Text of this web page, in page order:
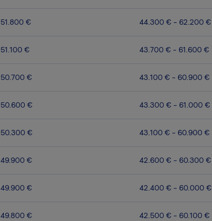
51.800 € 44.300 € - 62.200 €
51.100 € 43.700 € - 61.600 €
50.700 € 43.100 € - 60.900 €
50.600 € 43.300 € - 61.000 €
50.300 € 43.100 € - 60.900 €
49.900 € 42.600 € - 60.300 €
49.900 € 42.400 € - 60.000 €
49.800 € 42.500 € - 60.100 €